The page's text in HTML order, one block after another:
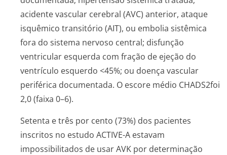
acidente vascular cerebral (AVC) anterior, ataque
isquêmico transitório (AIT), ou embolia sistêmica
fora do sistema nervoso central; disfunção
ventricular esquerda com fração de ejeção do
ventrículo esquerdo <45%; ou doença vascular
periférica documentada. O escore médio CHADS2foi
2,0 (faixa 0–6).
Setenta e três por cento (73%) dos pacientes
inscritos no estudo ACTIVE-A estavam
impossibilitados de usar AVK por determinação